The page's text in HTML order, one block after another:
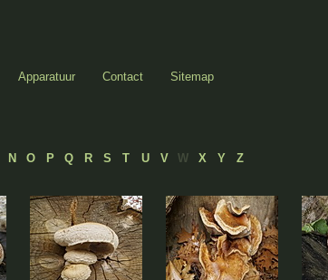
Apparatuur Contact Sitemap
N O P Q R S T U V W X Y Z